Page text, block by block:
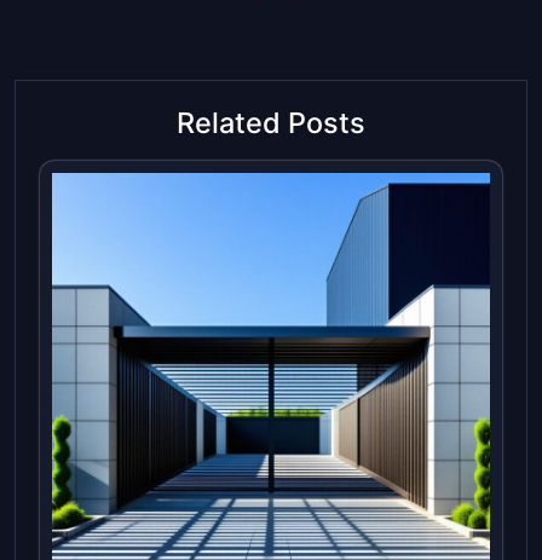
Related Posts